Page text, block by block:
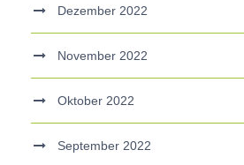
Dezember 2022
November 2022
Oktober 2022
September 2022